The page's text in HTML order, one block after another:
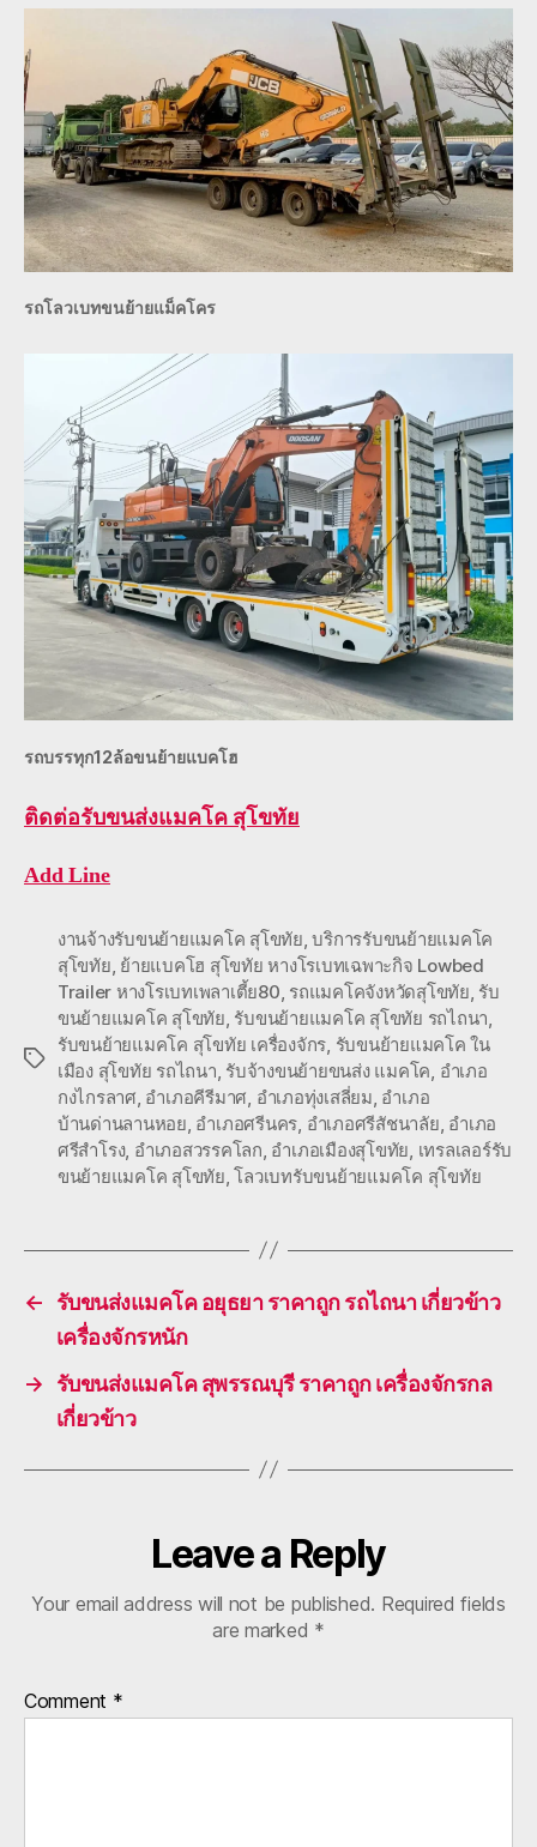
รถโลวเบทขนย้ายแม็คโคร
รถบรรทุก12ล้อขนย้ายแบคโฮ
ติดต่อรับขนส่งแมคโค สุโขทัย
Add Line
Tags
งานจ้างรับขนย้ายแมคโค สุโขทัย,บริการรับขนย้ายแมคโค
สุโขทัย, ย้ายแบคโฮ สุโขทัย หางโรเบทเฉพาะกิจ Lowbed
Trailer หางโรเบทเพลาเตี้ย80, รถแมคโคจังหวัดสุโขทัย, รับ
ขนย้ายแมคโค สุโขทัย, รับขนย้ายแมคโค สุโขทัย รถไถนา,
รับขนย้ายแมคโค สุโขทัย เครื่องจักร, รับขนย้ายแมคโค ใน
เมือง สุโขทัย รถไถนา, รับจ้างขนย้ายขนส่ง แมคโค, อำเภอ
กงไกรลาศ, อำเภอคีรีมาศ, อำเภอทุ่งเสลี่ยม, อำเภอ
บ้านด่านลานหอย, อำเภอศรีนคร, อำเภอศรีสัชนาลัย, อำเภอ
ศรีสำโรง, อำเภอสวรรคโลก, อำเภอเมืองสุโขทัย, เทรลเลอร์รับ
ขนย้ายแมคโค สุโขทัย,โลวเบทรับขนย้ายแมคโค สุโขทัย
←
รับขนส่งแมคโค อยุธยา ราคาถูก รถไถนา เกี่ยวข้าว
เครื่องจักรหนัก
→
รับขนส่งแมคโค สุพรรณบุรี ราคาถูก เครื่องจักรกล
เกี่ยวข้าว
Leave a Reply
Your email address will not be published. Required fields
are marked *
Comment *